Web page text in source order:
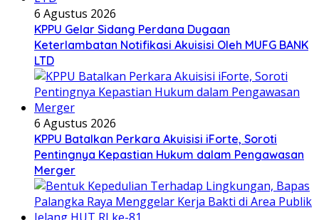
6 Agustus 2026
KPPU Gelar Sidang Perdana Dugaan
Keterlambatan Notifikasi Akuisisi Oleh MUFG BANK
LTD
6 Agustus 2026
KPPU Batalkan Perkara Akuisisi iForte, Soroti
Pentingnya Kepastian Hukum dalam Pengawasan
Merger